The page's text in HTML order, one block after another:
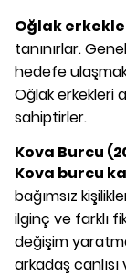
Oğlak
tanınırlar.
hedefe
Oğlak erkekleri
sahiptirler.
Kova Burcu
Kova burcu
bağımsız
ilginç ve farklı
değişim
arkadaş